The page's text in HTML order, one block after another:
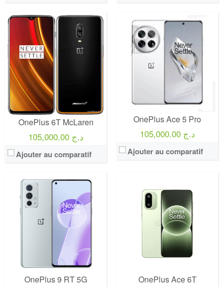
OnePlus 6T McLaren
105,000.00 د.ج
Ajouter au comparatif
OnePlus Ace 5 Pro
105,000.00 د.ج
Ajouter au comparatif
OnePlus 9 RT 5G OnePlus Ace 6T